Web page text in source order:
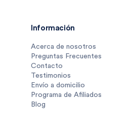
Información
Acerca de nosotros
Preguntas Frecuentes
Contacto
Testimonios
Envío a domicilio
Programa de Afiliados
Blog